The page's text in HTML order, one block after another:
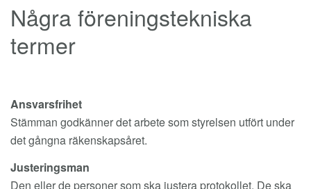
Några föreningstekniska
termer
Ansvarsfrihet
Stämman godkänner det arbete som styrelsen utfört under
det gångna räkenskapsåret.
Justeringsman
Den eller de personer som ska justera protokollet. De ska